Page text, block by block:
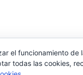
y ofrecer
el funcionamiento de
todas las cookies,